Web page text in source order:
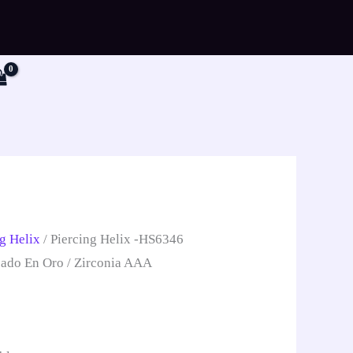
Helix / Piercing Helix -HS6346
En Oro / Zirconia AAA